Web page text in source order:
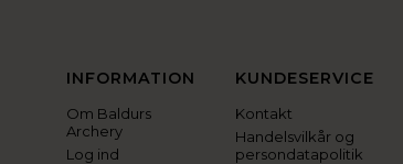
INFORMATION
Om Baldurs
Archery
Log ind
KUNDESERVICE
Kontakt
Handelsvilkår og
persondatapolitik